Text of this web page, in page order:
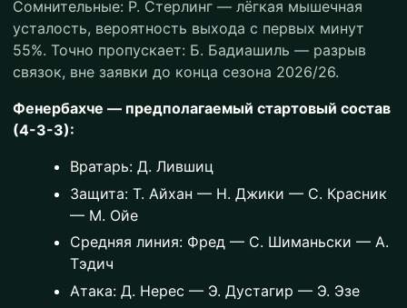
Сомнительные: Р. Стерлинг — лёгкая мышечная
усталость, вероятность выхода с первых минут
55%. Точно пропускает: Б. Бадиашиль — разрыв
связок, вне заявки до конца сезона 2026/26.
Фенербахче — предполагаемый стартовый состав
(4-3-3):
Вратарь: Д. Лившиц
Защита: Т. Айхан — Н. Джики — С. Красник
— М. Ойе
Средняя линия: Фред — С. Шиманьски — А.
Тэдич
Атака: Д. Нерес — Э. Дустагир — Э. Эзе